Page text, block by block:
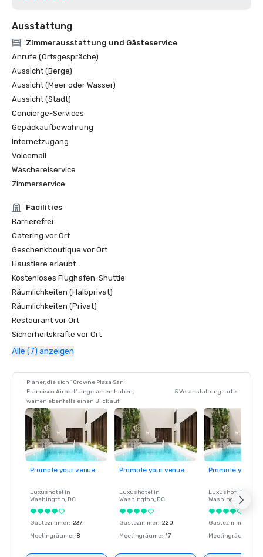
Ausstattung
Zimmerausstattung und Gästeservice
Anrufe (Ortsgespräche)
Aussicht (Berge)
Aussicht (Meer oder Wasser)
Aussicht (Stadt)
Concierge-Services
Gepäckaufbewahrung
Internetzugang
Voicemail
Wäschereiservice
Zimmerservice
Facilities
Barrierefrei
Catering vor Ort
Geschenkboutique vor Ort
Haustiere erlaubt
Kostenloses Flughafen-Shuttle
Räumlichkeiten (Halbprivat)
Räumlichkeiten (Privat)
Restaurant vor Ort
Sicherheitskräfte vor Ort
Alle (7) anzeigen
Planer, die sich "Crowne Plaza San
Francisco Airport" angesehen haben,
warfen ebenfalls einen Blick auf
5 Veranstaltungsorte
Promote your venue
Luxushotel in
Washington, DC
Gästezimmer: 237
Meetingräume: 8
Promote your venue
Luxushotel in
Washington, DC
Gästezimmer: 220
Meetingräume: 17
Promote your
Luxushotel in
Washington
Gästezimmer
Meetingräume